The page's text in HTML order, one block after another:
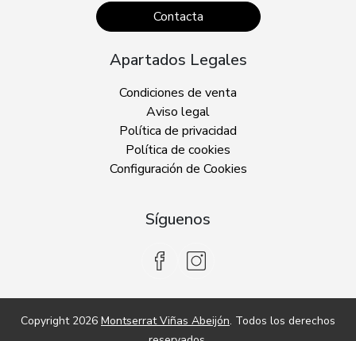
Contacta
Apartados Legales
Condiciones de venta
Aviso legal
Política de privacidad
Política de cookies
Configuración de Cookies
Síguenos
Copyright 2026 Montserrat Viñas Abeijón. Todos los derechos